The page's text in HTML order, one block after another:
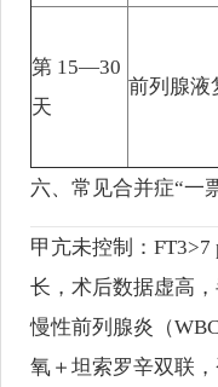
第 15—30
天
前列腺液
六、常见合并症“一
甲亢未控制：
长，术后数据虚高，
慢性前列腺炎（
氧＋坦索罗辛双联，